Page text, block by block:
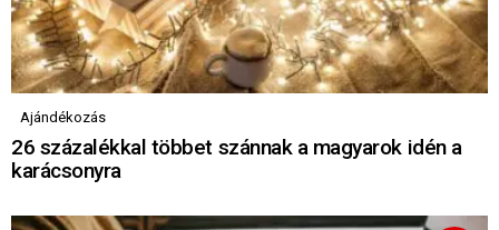
Ajándékozás
26 százalékkal többet szánnak a magyarok idén a
karácsonyra